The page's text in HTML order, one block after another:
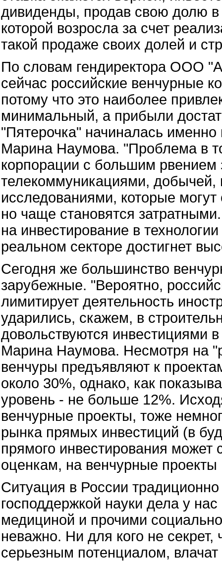
дивиденды, продав свою долю в
которой возросла за счет
такой продаже своих долей и
По словам гендиректора ООО
сейчас российские венчурные
потому что это наиболее
минимальный, а прибыли
"Пятерочка" начиналась именно
Марина Наумова. "Проблема в
корпорации с большим рвением
телекоммуникациями, добычей,
исследованиями, которые
но чаще становятся
на инвестирование в
реальном секторе достигнет
Сегодня же большинство
зарубежные. "Вероятно,
лимитирует деятельность
ударились, скажем, в
довольствуются инвестициями
Марина Наумова. Несмотря на
венчуры предъявляют к
около 30%, однако, как
уровень - не больше 12%.
венчурные проекты, тоже
рынка прямых инвестиций (в
прямого инвестирования может
оценкам, на венчурные проекты
Ситуация в России
господдержкой науки дела у
медициной и прочими
неважно. Ни для кого не
серьезным потенциалом,